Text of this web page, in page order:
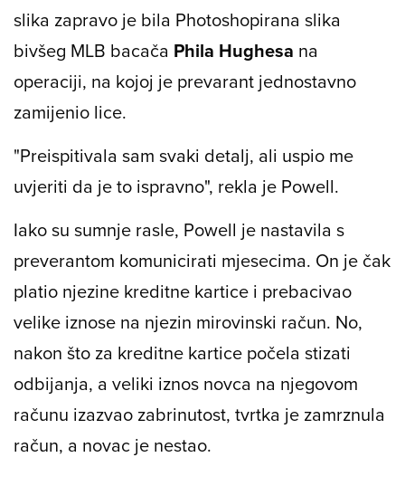
slika zapravo je bila Photoshopirana slika
bivšeg MLB bacača Phila Hughesa na
operaciji, na kojoj je prevarant jednostavno
zamijenio lice.
"Preispitivala sam svaki detalj, ali uspio me
uvjeriti da je to ispravno", rekla je Powell.
Iako su sumnje rasle, Powell je nastavila s
preverantom komunicirati mjesecima. On je čak
platio njezine kreditne kartice i prebacivao
velike iznose na njezin mirovinski račun. No,
nakon što za kreditne kartice počela stizati
odbijanja, a veliki iznos novca na njegovom
računu izazvao zabrinutost, tvrtka je zamrznula
račun, a novac je nestao.